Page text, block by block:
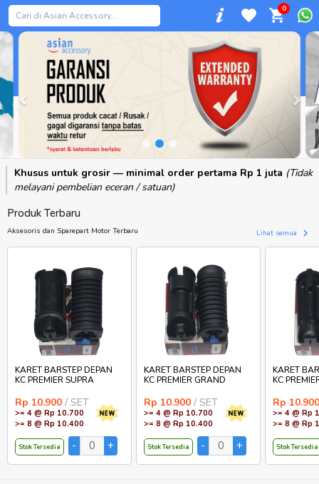
0
Previous
Khusus untuk grosir — minimal order pertama Rp 1 juta (Tidak
melayani pembelian eceran / satuan)
Produk Terbaru
Aksesoris dan Sparepart Motor Terbaru Lihat semua
KARET BARSTEP DEPAN
KC PREMIER SUPRA
Rp 10.900 / SET
>= 4 @ Rp 10.700
>= 8 @ Rp 10.400
Stok Tersedia
KARET BARSTEP DEPAN
KC PREMIER GRAND
Rp 10.900 / SET
>= 4 @ Rp 10.700
>= 8 @ Rp 10.400
Stok Tersedia
KARET
KC
Rp 10.900
>= 4 @ Rp
>= 8 @ Rp
Stok Tersedia